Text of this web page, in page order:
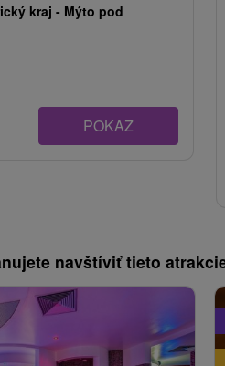
kraj - Mýto pod
POKAZ
navštíviť tieto